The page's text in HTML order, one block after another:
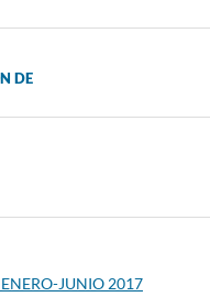
DE
JUNIO 2017